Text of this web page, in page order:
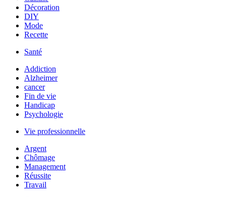
Décoration
DIY
Mode
Recette
Santé
Addiction
Alzheimer
cancer
Fin de vie
Handicap
Psychologie
Vie professionnelle
Argent
Chômage
Management
Réussite
Travail